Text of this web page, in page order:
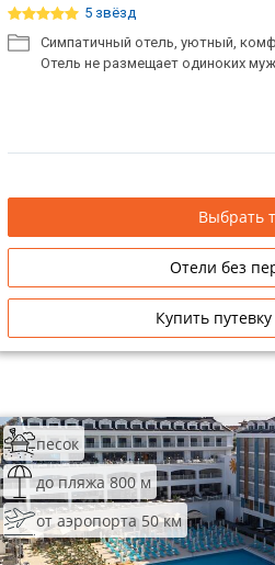
5 звёзд
Симпатичный отель, уютный,
Отель не размещает одиноких
Выбрать
Отели без
Купить
песок
до пляжа 800 м
от аэропорта 50 км